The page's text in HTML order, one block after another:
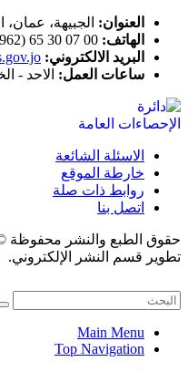
العنوان: الجبيهة، عمان،
الهاتف: 00 07 30 65 (962+)
البريد الالكتروني:
ساعات العمل: الاحد - الخميس 8:30
الاسئلة الشائعة
خارطة الموقع
روابط ذات صلة
اتصل بنا
تطوير قسم النشر الإلكتروني.
Main Menu
Top Navigation